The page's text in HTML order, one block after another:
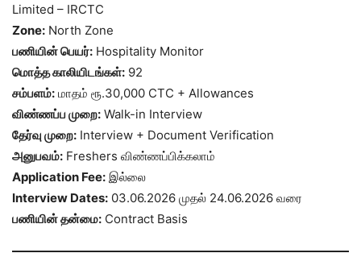
Limited – IRCTC
Zone: North Zone
பணியின் பெயர்: Hospitality Monitor
மொத்த காலியிடங்கள்: 92
சம்பளம்: மாதம் ரூ.30,000 CTC + Allowances
விண்ணப்ப முறை: Walk-in Interview
தேர்வு முறை: Interview + Document Verification
அனுபவம்: Freshers விண்ணப்பிக்கலாம்
Application Fee: இல்லை
Interview Dates: 03.06.2026 முதல் 24.06.2026 வரை
பணியின் தன்மை: Contract Basis